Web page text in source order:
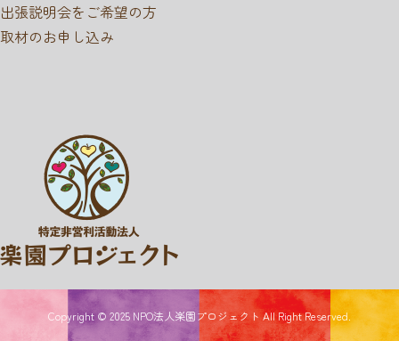
出張説明会をご希望の方
取材のお申し込み
Copyright © 2025 NPO法人楽園プロジェクト All Right Reserved.